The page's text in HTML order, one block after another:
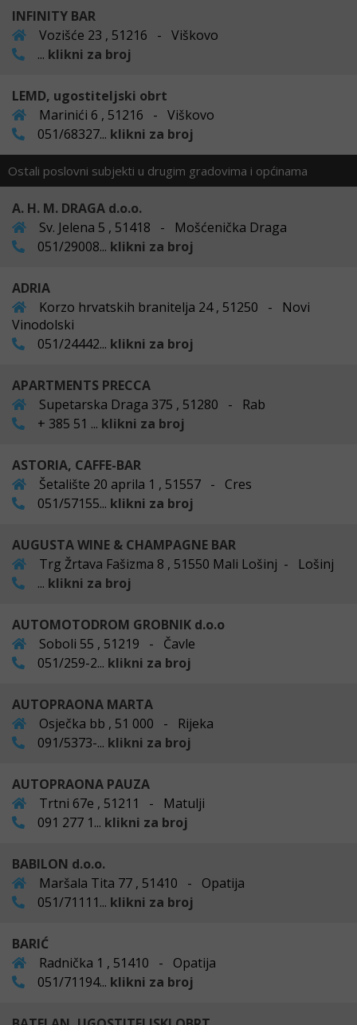
INFINITY BAR
Vozišće 23 , 51216 - Viškovo
... klikni za broj
LEMD, ugostiteljski obrt
Marinići 6 , 51216 - Viškovo
051/68327... klikni za broj
Ostali poslovni subjekti u drugim gradovima i općinama
A. H. M. DRAGA d.o.o.
Sv. Jelena 5 , 51418 - Mošćenička Draga
051/29008... klikni za broj
ADRIA
Korzo hrvatskih branitelja 24 , 51250 - Novi
Vinodolski
051/24442... klikni za broj
APARTMENTS PRECCA
Supetarska Draga 375 , 51280 - Rab
+ 385 51 ... klikni za broj
ASTORIA, CAFFE-BAR
Šetalište 20 aprila 1 , 51557 - Cres
051/57155... klikni za broj
AUGUSTA WINE & CHAMPAGNE BAR
Trg Žrtava Fašizma 8 , 51550 Mali Lošinj - Lošinj
... klikni za broj
AUTOMOTODROM GROBNIK d.o.o
Soboli 55 , 51219 - Čavle
051/259-2... klikni za broj
AUTOPRAONA MARTA
Osječka bb , 51 000 - Rijeka
091/5373-... klikni za broj
AUTOPRAONA PAUZA
Trtni 67e , 51211 - Matulji
091 277 1... klikni za broj
BABILON d.o.o.
Maršala Tita 77 , 51410 - Opatija
051/71111... klikni za broj
BARIĆ
Radnička 1 , 51410 - Opatija
051/71194... klikni za broj